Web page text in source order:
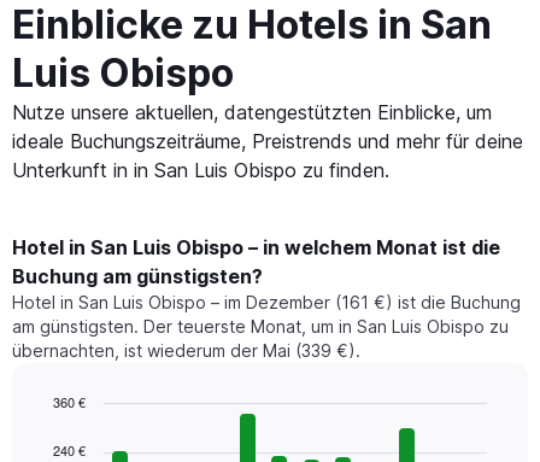
Einblicke zu Hotels in San
Luis Obispo
Nutze unsere aktuellen, datengestützten Einblicke, um
ideale Buchungszeiträume, Preistrends und mehr für deine
Unterkunft in in San Luis Obispo zu finden.
Hotel in San Luis Obispo – in welchem Monat ist die
Buchung am günstigsten?
Hotel in San Luis Obispo – im Dezember (161 €) ist die Buchung
am günstigsten. Der teuerste Monat, um in San Luis Obispo zu
übernachten, ist wiederum der Mai (339 €).
chart
graphic.
240 €
360 €